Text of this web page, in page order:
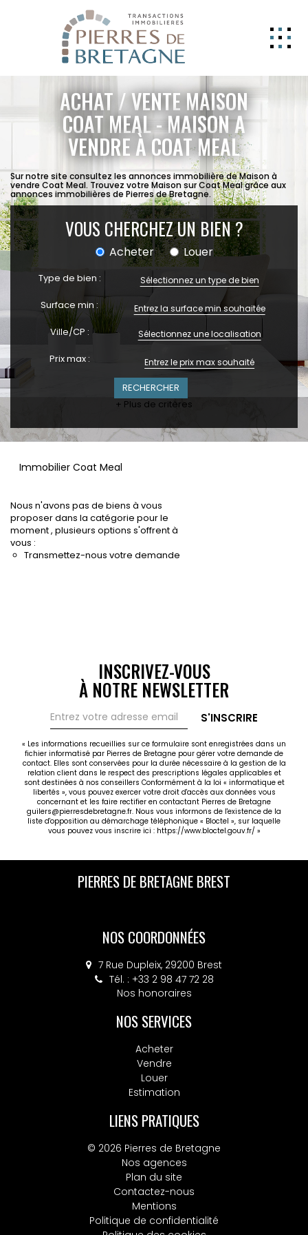
NOS BIENS
GERER
NOS AGENCES
ESTIMATION
CONTACT
ESPACE CLIENT
EXTRANET
ACHAT / VENTE MAISON
COAT MEAL - MAISON A
VENDRE À COAT MEAL
Sur notre site consultez les annonces immobilière de Maison à
vendre Coat Meal. Trouvez votre Maison sur Coat Meal grâce aux
annonces immobilières de Pierres de Bretagne.
VOUS CHERCHEZ UN BIEN ?
Acheter Louer
Type de bien : Sélectionnez un type de bien
Surface min :
Ville/CP : Sélectionnez une localisation
Prix max :
+ Plus de critères
Immobilier Coat Meal
Nous n'avons pas de biens à vous
proposer dans la catégorie pour le
moment , plusieurs options s'offrent à
vous :
Transmettez-nous votre demande
INSCRIVEZ-VOUS
À NOTRE NEWSLETTER
S'INSCRIRE
« Les informations recueillies sur ce formulaire sont enregistrées dans un
fichier informatisé par Pierres de Bretagne pour gérer votre demande de
contact. Elles sont conservées pour la durée nécessaire à la gestion de la
relation client dans le respect des prescriptions légales applicables et
sont destinées à nos conseillers Conformément à la loi « informatique et
libertés », vous pouvez exercer votre droit d'accès aux données vous
concernant et les faire rectifier en contactant Pierres de Bretagne
guilers@pierresdebretagne.fr. Nous vous informons de l'existence de la
liste d'opposition au démarchage téléphonique « Bloctel », sur laquelle
vous pouvez vous inscrire ici : https://www.bloctel.gouv.fr/ »
PIERRES DE BRETAGNE BREST
NOS COORDONNÉES
7 Rue Dupleix, 29200 Brest
Tél. : +33 2 98 47 72 28
Nos honoraires
NOS SERVICES
Acheter
Vendre
Louer
Estimation
LIENS PRATIQUES
© 2026 Pierres de Bretagne
Nos agences
Plan du site
Contactez-nous
Mentions
Politique de confidentialité